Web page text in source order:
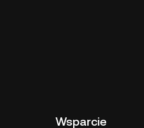
Wsparcie